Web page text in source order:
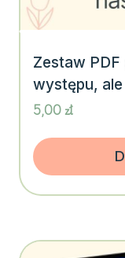
Zestaw
występu,
5,00zł